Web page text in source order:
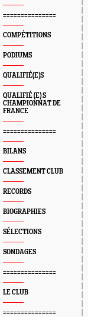
===============
COMPÉTITIONS
PODIUMS
QUALIFIÉ(E)S
QUALIFIÉ (E) S
CHAMPIONNAT DE
FRANCE
===============
BILANS
CLASSEMENT CLUB
RECORDS
BIOGRAPHIES
SÉLECTIONS
SONDAGES
===============
LE CLUB
===============